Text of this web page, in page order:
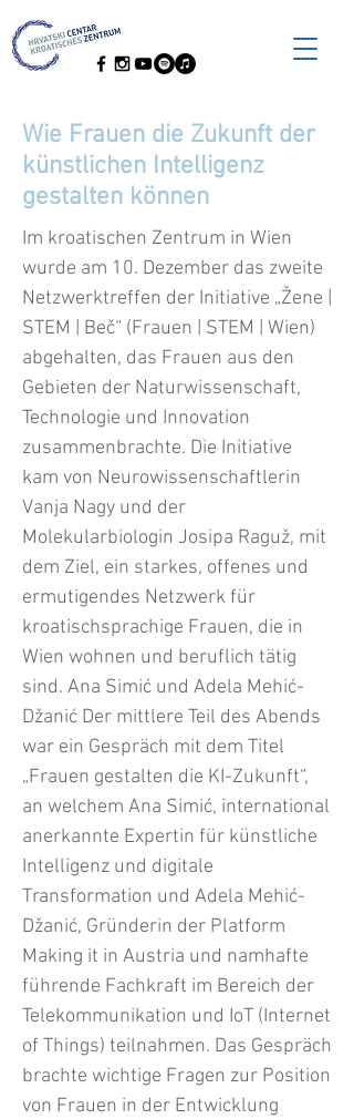
Wie Frauen die Zukunft der
künstlichen Intelligenz
gestalten können
Im kroatischen Zentrum in Wien
wurde am 10. Dezember das zweite
Netzwerktreffen der Initiative „Žene |
STEM | Beč“ (Frauen | STEM | Wien)
abgehalten, das Frauen aus den
Gebieten der Naturwissenschaft,
Technologie und Innovation
zusammenbrachte. Die Initiative
kam von Neurowissenschaftlerin
Vanja Nagy und der
Molekularbiologin Josipa Raguž, mit
dem Ziel, ein starkes, offenes und
ermutigendes Netzwerk für
kroatischsprachige Frauen, die in
Wien wohnen und beruflich tätig
sind. Ana Simić und Adela Mehić-
Džanić Der mittlere Teil des Abends
war ein Gespräch mit dem Titel
„Frauen gestalten die KI-Zukunft“,
an welchem Ana Simić, international
anerkannte Expertin für künstliche
Intelligenz und digitale
Transformation und Adela Mehić-
Džanić, Gründerin der Platform
Making it in Austria und namhafte
führende Fachkraft im Bereich der
Telekommunikation und IoT (Internet
of Things) teilnahmen. Das Gespräch
brachte wichtige Fragen zur Position
von Frauen in der Entwicklung